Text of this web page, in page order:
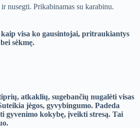
nusegti. Prikabinamas su karabinu.
kaip visa ko gausintojai, pritraukiantys
sėkmę.
atkaklių, sugebančių nugalėti visas
jėgos, gyvybingumo. Padeda
gyvenimo kokybę, įveikti stresą. Tai